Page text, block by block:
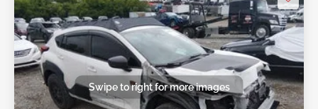
Swipe to right for more images